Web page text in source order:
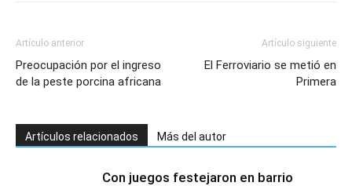
Artículo anterior
Preocupación por el ingreso
de la peste porcina africana
Artículo siguiente
El Ferroviario se metió en
Primera
Artículos relacionados Más del autor
Con juegos festejaron en barrio